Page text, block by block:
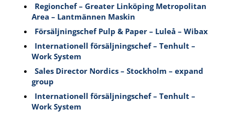
Regionchef – Greater Linköping Metropolitan
Area – Lantmännen Maskin
Försäljningschef Pulp & Paper – Luleå – Wibax
Internationell försäljningschef – Tenhult –
Work System
Sales Director Nordics – Stockholm – expand
group
Internationell försäljningschef – Tenhult –
Work System